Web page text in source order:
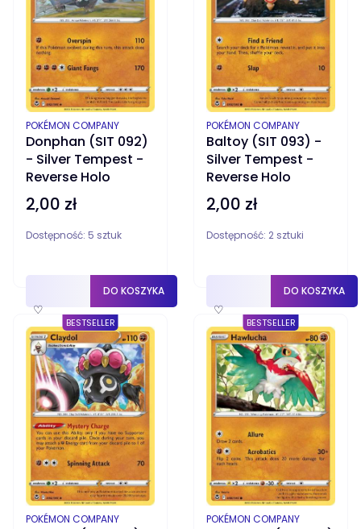
Donphan (SIT 092)
- Silver Tempest -
Reverse Holo
PRODUCENT
POKÉMON COMPANY
Cena
2,00 zł
Dostępność: 5 sztuk
♡
DO KOSZYKA
Baltoy (SIT 093) -
Silver Tempest -
Reverse Holo
PRODUCENT
POKÉMON COMPANY
Cena
2,00 zł
Dostępność: 2 sztuki
♡
DO KOSZYKA
BESTSELLER
PRODUCENT
POKÉMON COMPANY
BESTSELLER
PRODUCENT
POKÉMON COMPANY